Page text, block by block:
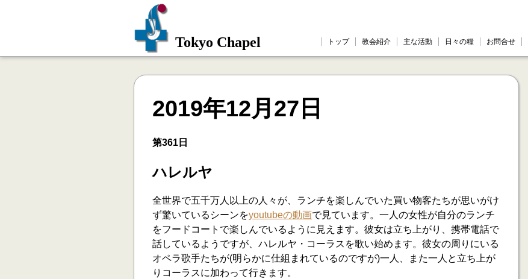
Tokyo Chapel トップ 教会紹介 主な活動 日々の糧 お問合せ
2019年12月27日
第361日
ハレルヤ
全世界で五千万人以上の人々が、ランチを楽しんでいた買い物客たちが思いがけ
ず驚いているシーンをyoutubeの動画で見ています。一人の女性が自分のランチ
をフードコートで楽しんでいるように見えます。彼女は立ち上がり、携帯電話で
話しているようですが、ハレルヤ・コーラスを歌い始めます。彼女の周りにいる
オペラ歌手たちが(明らかに仕組まれているのですが)一人、また一人と立ち上が
りコーラスに加わって行きます。